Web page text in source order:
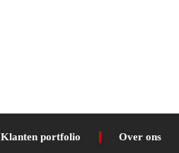
Klanten portfolio Over ons